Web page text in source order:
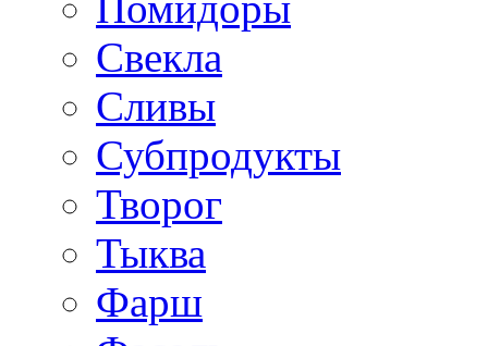
Свекла
Сливы
Субпродукты
Творог
Тыква
Фарш